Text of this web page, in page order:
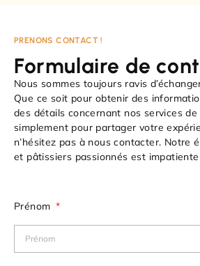
PRENONS CONTACT !
Formulaire de
Nous sommes toujours ravis
Que ce soit pour obtenir des
des détails concernant nos services de
simplement pour partager votre
n’hésitez pas à nous contacter. Notre
et pâtissiers passionnés est
Prénom